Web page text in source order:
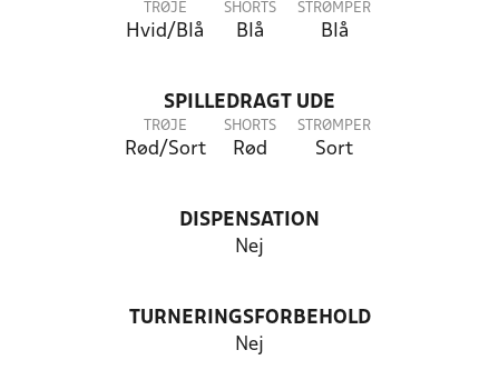
TRØJE
Hvid/Blå
SHORTS
Blå
STRØMPER
Blå
SPILLEDRAGT UDE
TRØJE
Rød/Sort
SHORTS
Rød
STRØMPER
Sort
DISPENSATION
Nej
TURNERINGSFORBEHOLD
Nej